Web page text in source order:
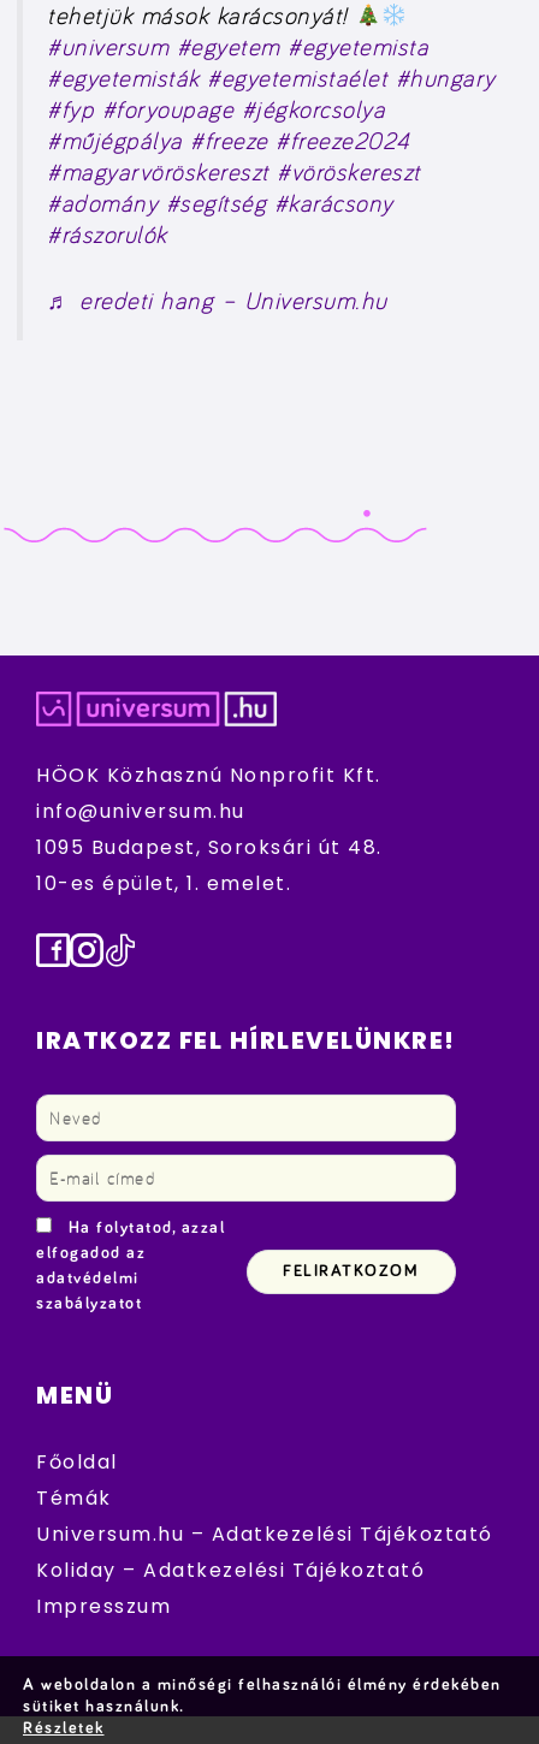
tehetjük mások karácsonyát!
#universum #egyetem #egyetemista
#egyetemisták #egyetemistaélet #hungary
#fyp #foryoupage #jégkorcsolya
#műjégpálya #freeze #freeze2024
#magyarvöröskereszt #vöröskereszt
#adomány #segítség #karácsony
#rászorulók
♬ eredeti hang – Universum.hu
HÖOK Közhasznú Nonprofit Kft.
info@universum.hu
1095 Budapest, Soroksári út 48.
10-es épület, 1. emelet.
Facebook
Instagram
TikTok
IRATKOZZ FEL HÍRLEVELÜNKRE!
Ha folytatod, azzal
elfogadod az
adatvédelmi
szabályzatot
MENÜ
Főoldal
Témák
Universum.hu – Adatkezelési Tájékoztató
Koliday – Adatkezelési Tájékoztató
Impresszum
A weboldalon a minőségi felhasználói élmény érdekében
sütiket használunk.
Részletek